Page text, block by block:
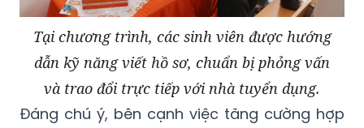
Tại chương trình, các sinh viên được hướng
dẫn kỹ năng viết hồ sơ, chuẩn bị phỏng vấn
và trao đổi trực tiếp với nhà tuyển dụng.
Đáng chú ý, bên cạnh việc tăng cường hợp